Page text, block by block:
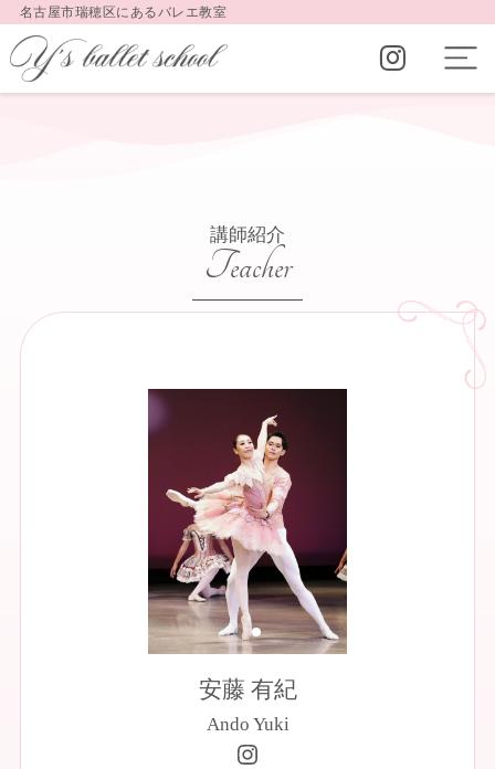
名古屋市瑞穂区にあるバレエ教室
講師紹介
Teacher
安藤 有紀
Ando Yuki
https://www.instagram.com/ysballet0701/